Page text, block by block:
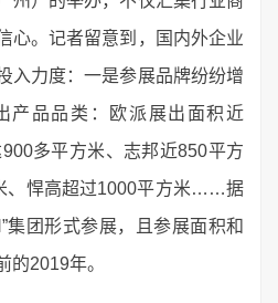
心。记者留意到，国内外企业
入力度：一是参展品牌纷纷增
产品品类：欧派展出面积近
多平方米、志邦近850平方
、悍高超过1000平方米……据
集团形式参展，且参展面积和
的2019年。